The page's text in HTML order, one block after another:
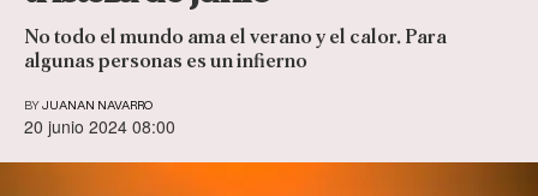
No todo el mundo ama el verano y el calor. Para
algunas personas es un infierno
BY JUANAN NAVARRO
20 junio 2024 08:00